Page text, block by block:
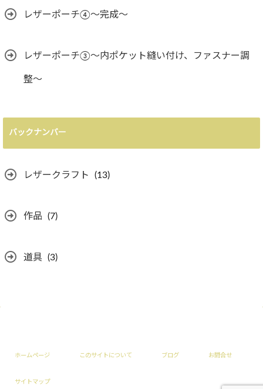
レザーポーチ④～完成～
レザーポーチ③〜内ポケット縫い付け、ファスナー調
整〜
バックナンバー
レザークラフト (13)
作品 (7)
道具 (3)
ホームページ このサイトについて ブログ お問合せ
サイトマップ